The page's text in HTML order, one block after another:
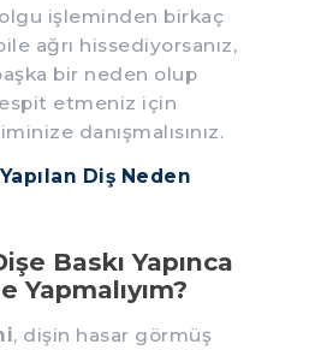
işleminden birkaç
ağrı hissediyorsanız,
bir neden olup
etmeniz için
danışmalısınız.
Diş Neden
Baskı Yapınca
Yapmalıyım?
, dişin hasar görmüş